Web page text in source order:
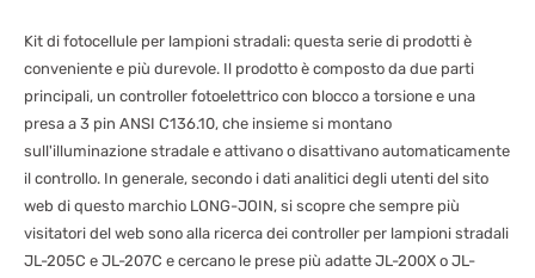
Kit di fotocellule per lampioni stradali: questa serie di prodotti è
conveniente e più durevole. Il prodotto è composto da due parti
principali, un controller fotoelettrico con blocco a torsione e una
presa a 3 pin ANSI C136.10, che insieme si montano
sull'illuminazione stradale e attivano o disattivano automaticamente
il controllo. In generale, secondo i dati analitici degli utenti del sito
web di questo marchio LONG-JOIN, si scopre che sempre più
visitatori del web sono alla ricerca dei controller per lampioni stradali
JL-205C e JL-207C e cercano le prese più adatte JL-200X o JL-